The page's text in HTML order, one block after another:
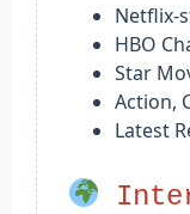
Netflix-
HBO
Star
Action,
Latest